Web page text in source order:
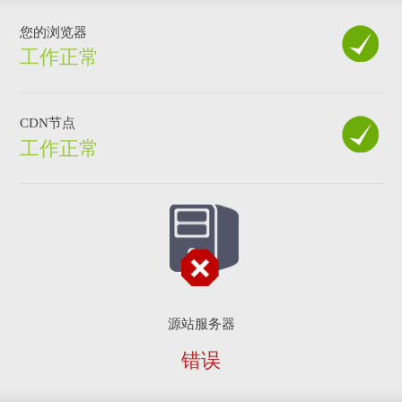
您的浏览器
工作正常
CDN节点
工作正常
源站服务器
错误